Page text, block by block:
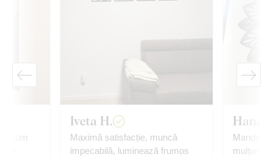
cum
Iveta H.
Maximă satisfacție, muncă
impecabilă, luminează frumos
Hana
Mandala